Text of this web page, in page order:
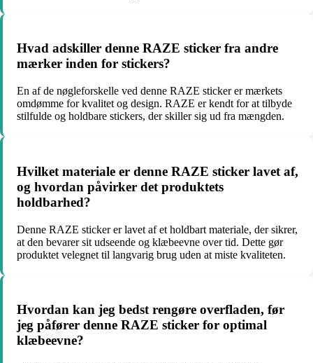
Hvad adskiller denne RAZE sticker fra andre
mærker inden for stickers?
En af de nøgleforskelle ved denne RAZE sticker er mærkets
omdømme for kvalitet og design. RAZE er kendt for at tilbyde
stilfulde og holdbare stickers, der skiller sig ud fra mængden.
Hvilket materiale er denne RAZE sticker lavet af,
og hvordan påvirker det produktets
holdbarhed?
Denne RAZE sticker er lavet af et holdbart materiale, der sikrer,
at den bevarer sit udseende og klæbeevne over tid. Dette gør
produktet velegnet til langvarig brug uden at miste kvaliteten.
Hvordan kan jeg bedst rengøre overfladen, før
jeg påfører denne RAZE sticker for optimal
klæbeevne?